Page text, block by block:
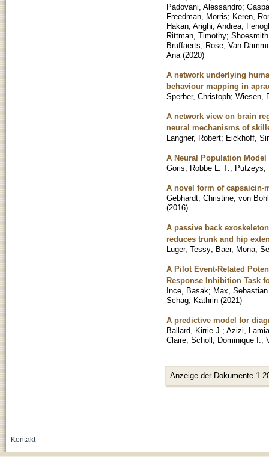
Padovani, Alessandro;
Freedman, Morris; Keren,
Hakan; Arighi, Andrea;
Rittman, Timothy;
Bruffaerts, Rose; Van
Ana (2020)
A network underlying
behaviour mapping in
Sperber, Christoph; Wiesen,
A network view on brain
neural mechanisms of
Langner, Robert; Eickhoff,
A Neural Population
Goris, Robbe L. T. ; Putzeys,
A novel form of capsaicin-
Gebhardt, Christine; von
(2016)
A passive back
reduces trunk and hip
Luger, Tessy; Baer, Mona;
A Pilot Event-Related
Response Inhibition Task
Ince, Basak; Max,
Schag, Kathrin (2021)
A predictive model for
Ballard, Kirrie J. ; Azizi,
Claire; Scholl, Dominique I. ;
Anzeige der Dokumente 1-
Kontakt